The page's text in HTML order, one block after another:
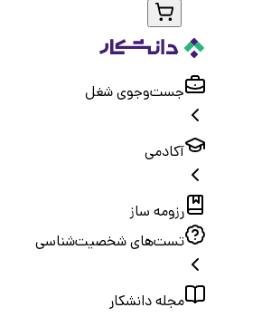
جست‌و‌جوی شغل
آکادمی
رزومه ساز
تست‌های شخصیت‌شناسی
مجله دانشکار